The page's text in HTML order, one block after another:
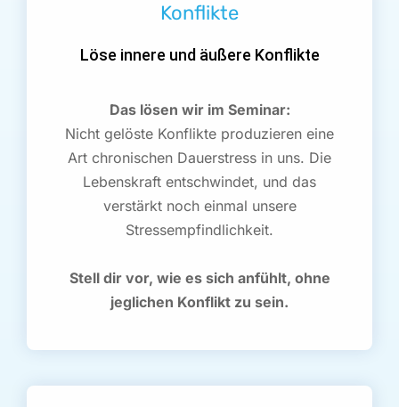
Konflikte
Löse innere und äußere Konflikte
Das lösen wir im Seminar:
Nicht gelöste Konflikte produzieren eine
Art chronischen Dauerstress in uns. Die
Lebenskraft entschwindet, und das
verstärkt noch einmal unsere
Stressempfindlichkeit.
Stell dir vor, wie es sich anfühlt, ohne
jeglichen Konflikt zu sein.